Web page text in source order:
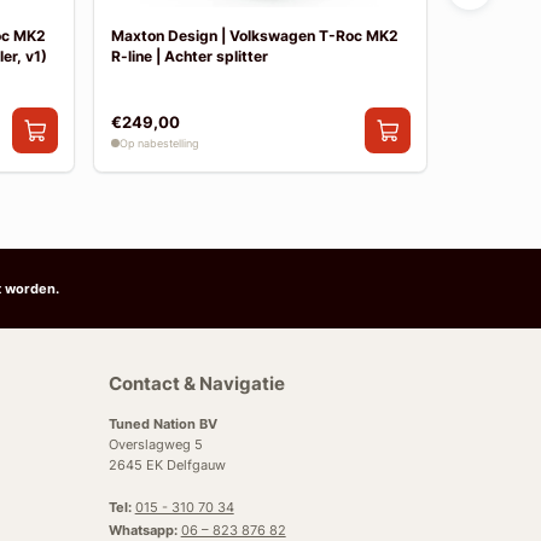
MK2
v1)
Maxton Design | Volkswagen T-Roc MK2
R-line | Achter splitter
€249,00
Op nabestelling
worden.
Contact & Navigatie
Tuned Nation BV
Overslagweg 5
2645 EK Delfgauw
Tel: 015 - 310 70 34
Whatsapp: 06 – 823 876 82